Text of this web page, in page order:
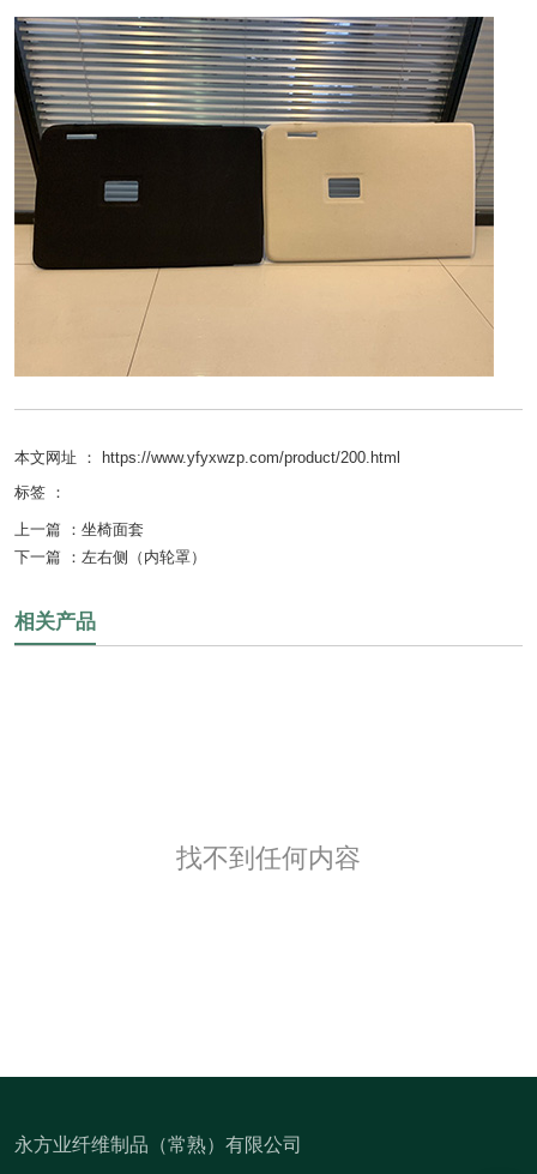
本文网址 ： https://www.yfyxwzp.com/product/200.html
标签 ：
上一篇 ： 坐椅面套
下一篇 ： 左右侧（内轮罩）
相关产品
找不到任何内容
永方业纤维制品（常熟）有限公司